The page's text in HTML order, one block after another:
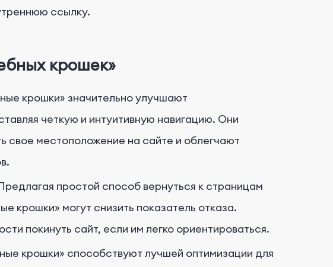
ссылку.
крошек»
крошки» значительно улучшают
четкую и интуитивную навигацию. Они
свое местоположение на сайте и облегчают
простой способ вернуться к страницам
крошки» могут снизить показатель отказа.
покинуть сайт, если им легко ориентироваться.
крошки» способствуют лучшей оптимизации для